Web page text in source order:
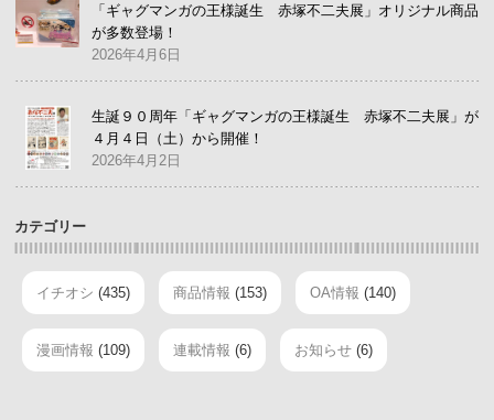
「ギャグマンガの王様誕生 赤塚不二夫展」オリジナル商品
が多数登場！
2026年4月6日
生誕９０周年「ギャグマンガの王様誕生 赤塚不二夫展」が
４月４日（土）から開催！
2026年4月2日
カテゴリー
イチオシ (435) 商品情報 (153) OA情報 (140)
漫画情報 (109) 連載情報 (6) お知らせ (6)